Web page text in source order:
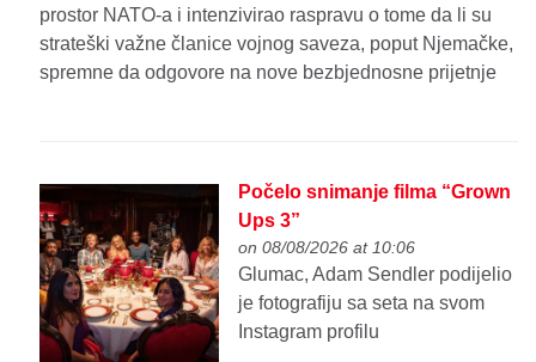
prostor NATO-a i intenzivirao raspravu o tome da li su
strateški važne članice vojnog saveza, poput Njemačke,
spremne da odgovore na nove bezbjednosne prijetnje
Počelo snimanje filma “Grown
Ups 3”
on 08/08/2026 at 10:06
Glumac, Adam Sendler podijelio
je fotografiju sa seta na svom
Instagram profilu